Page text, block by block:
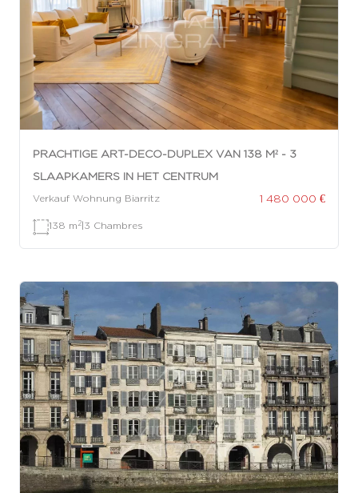
PRACHTIGE ART-DECO-DUPLEX VAN 138 M² - 3
SLAAPKAMERS IN HET CENTRUM
Verkauf Wohnung Biarritz 1 480 000 €
138 m 2|3 Chambres